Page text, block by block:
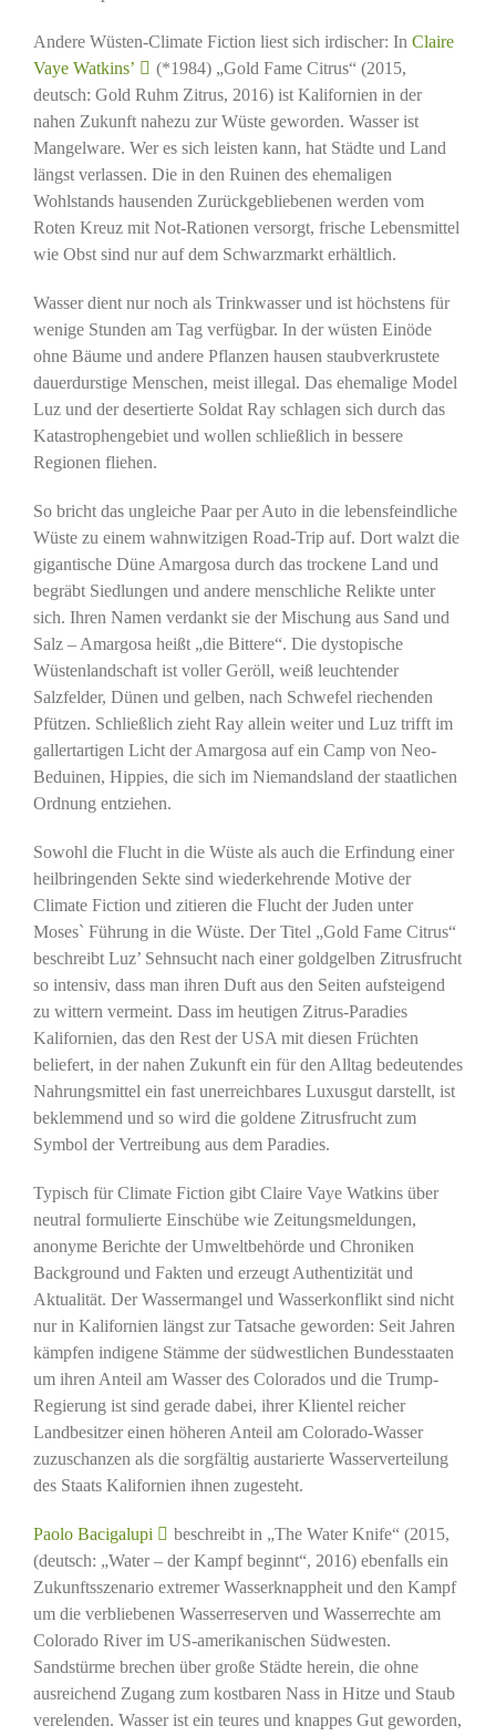
Andere Wüsten-Climate Fiction liest sich irdischer: In Claire
Vaye Watkins’
(*1984) „Gold Fame Citrus“ (2015,
deutsch: Gold Ruhm Zitrus, 2016) ist Kalifornien in der
nahen Zukunft nahezu zur Wüste geworden. Wasser ist
Mangelware. Wer es sich leisten kann, hat Städte und Land
längst verlassen. Die in den Ruinen des ehemaligen
Wohlstands hausenden Zurückgebliebenen werden vom
Roten Kreuz mit Not-Rationen versorgt, frische Lebensmittel
wie Obst sind nur auf dem Schwarzmarkt erhältlich.
Wasser dient nur noch als Trinkwasser und ist höchstens für
wenige Stunden am Tag verfügbar. In der wüsten Einöde
ohne Bäume und andere Pflanzen hausen staubverkrustete
dauerdurstige Menschen, meist illegal. Das ehemalige Model
Luz und der desertierte Soldat Ray schlagen sich durch das
Katastrophengebiet und wollen schließlich in bessere
Regionen fliehen.
So bricht das ungleiche Paar per Auto in die lebensfeindliche
Wüste zu einem wahnwitzigen Road-Trip auf. Dort walzt die
gigantische Düne Amargosa durch das trockene Land und
begräbt Siedlungen und andere menschliche Relikte unter
sich. Ihren Namen verdankt sie der Mischung aus Sand und
Salz – Amargosa heißt „die Bittere“. Die dystopische
Wüstenlandschaft ist voller Geröll, weiß leuchtender
Salzfelder, Dünen und gelben, nach Schwefel riechenden
Pfützen. Schließlich zieht Ray allein weiter und Luz trifft im
gallertartigen Licht der Amargosa auf ein Camp von Neo-
Beduinen, Hippies, die sich im Niemandsland der staatlichen
Ordnung entziehen.
Sowohl die Flucht in die Wüste als auch die Erfindung einer
heilbringenden Sekte sind wiederkehrende Motive der
Climate Fiction und zitieren die Flucht der Juden unter
Moses` Führung in die Wüste. Der Titel „Gold Fame Citrus“
beschreibt Luz’ Sehnsucht nach einer goldgelben Zitrusfrucht
so intensiv, dass man ihren Duft aus den Seiten aufsteigend
zu wittern vermeint. Dass im heutigen Zitrus-Paradies
Kalifornien, das den Rest der USA mit diesen Früchten
beliefert, in der nahen Zukunft ein für den Alltag bedeutendes
Nahrungsmittel ein fast unerreichbares Luxusgut darstellt, ist
beklemmend und so wird die goldene Zitrusfrucht zum
Symbol der Vertreibung aus dem Paradies.
Typisch für Climate Fiction gibt Claire Vaye Watkins über
neutral formulierte Einschübe wie Zeitungsmeldungen,
anonyme Berichte der Umweltbehörde und Chroniken
Background und Fakten und erzeugt Authentizität und
Aktualität. Der Wassermangel und Wasserkonflikt sind nicht
nur in Kalifornien längst zur Tatsache geworden: Seit Jahren
kämpfen indigene Stämme der südwestlichen Bundesstaaten
um ihren Anteil am Wasser des Colorados und die Trump-
Regierung ist sind gerade dabei, ihrer Klientel reicher
Landbesitzer einen höheren Anteil am Colorado-Wasser
zuzuschanzen als die sorgfältig austarierte Wasserverteilung
des Staats Kalifornien ihnen zugesteht.
Paolo Bacigalupi
beschreibt in „The Water Knife“ (2015,
(deutsch: „Water – der Kampf beginnt“, 2016) ebenfalls ein
Zukunftsszenario extremer Wasserknappheit und den Kampf
um die verbliebenen Wasserreserven und Wasserrechte am
Colorado River im US-amerikanischen Südwesten.
Sandstürme brechen über große Städte herein, die ohne
ausreichend Zugang zum kostbaren Nass in Hitze und Staub
verelenden. Wasser ist ein teures und knappes Gut geworden,